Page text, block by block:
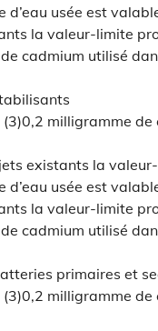
usée est
la valeur-limite
cadmium utilisé
milligramme
existants la
usée est
la valeur-limite
cadmium utilisé
primaires et
milligramme